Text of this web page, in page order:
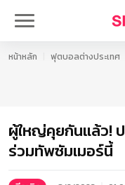
หน้าหลัก ฟุตบอลต่างประเทศ
ผู้ใหญ่คุยกันแล้ว! ป
ร่วมทัพซัมเมอร์นี้